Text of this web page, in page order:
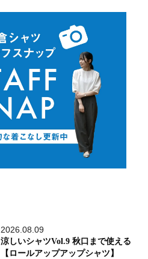
2026.08.09
涼しいシャツVol.9 秋口まで使える
【ロールアップアップシャツ】